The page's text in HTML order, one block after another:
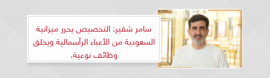
سامر شقير: التخصيص يحرر ميزانية
السعودية من الأعباء الرأسمالية ويخلق
وظائف نوعية.